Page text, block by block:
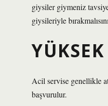
giysiler giymeniz
giysileriyle
Acil servise genellikle
başvurulur.